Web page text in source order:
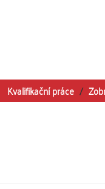
Kvalifikační práce